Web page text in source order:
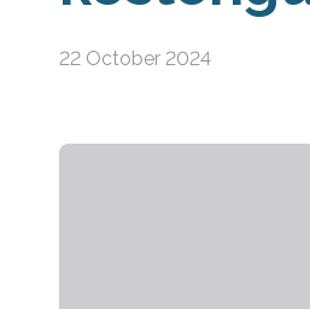
22 October 2024